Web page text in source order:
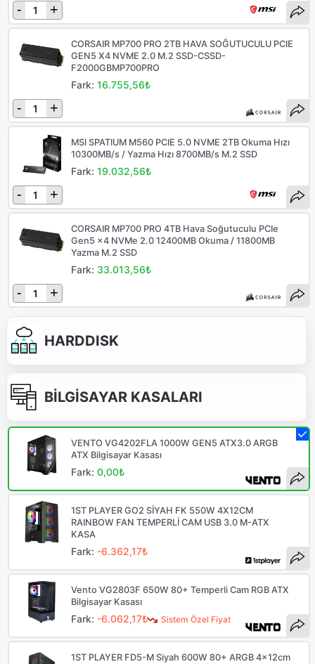
- +
CORSAIR MP700 PRO 2TB HAVA SOĞUTUCULU PCIE
GEN5 X4 NVME 2.0 M.2 SSD-CSSD-
F2000GBMP700PRO
Fark:16.755,56₺
- +
MSI SPATIUM M560 PCIE 5.0 NVME 2TB Okuma Hızı
10300MB/s / Yazma Hızı 8700MB/s M.2 SSD
Fark:19.032,56₺
- +
CORSAIR MP700 PRO 4TB Hava Soğutuculu PCIe
Gen5 x4 NVMe 2.0 12400MB Okuma / 11800MB
Yazma M.2 SSD
Fark: 33.013,56₺
- +
HARDDISK
BİLGİSAYAR KASALARI
VENTO VG4202FLA 1000W GEN5 ATX3.0 ARGB
ATX Bilgisayar Kasası
Fark:0,00₺
1ST PLAYER GO2 SİYAH FK 550W 4X12CM
RAINBOW FAN TEMPERLİ CAM USB 3.0 M-ATX
KASA
Fark: -6.362,17₺
Sistem Özel Fiyat
Vento VG2803F 650W 80+ Temperli Cam RGB ATX
Bilgisayar Kasası
Fark: -6.062,17₺
1ST PLAYER FD5-M Siyah 600W 80+ ARGB 4x12cm